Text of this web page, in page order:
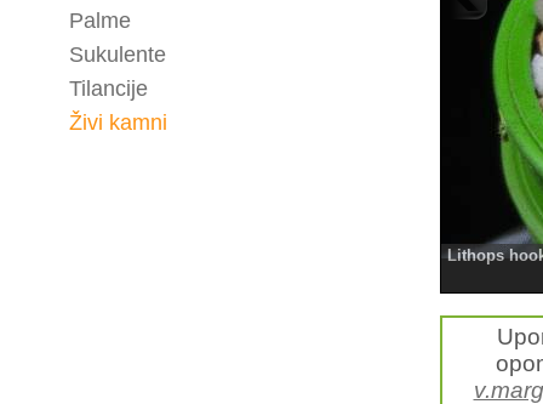
Palme
Sukulente
Tilancije
Živi kamni
Lithops